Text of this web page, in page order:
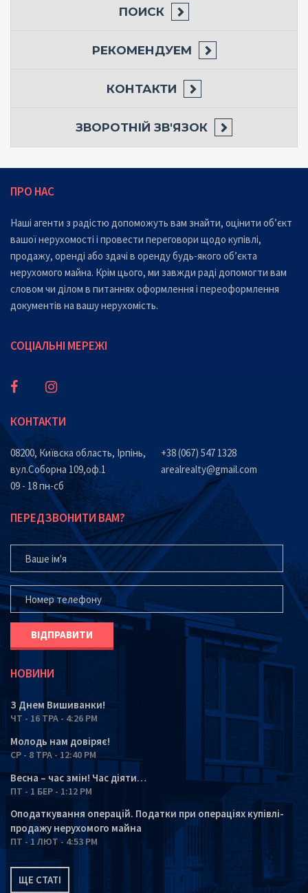
ПОИСК
РЕКОМЕНДУЕМ
КОНТАКТИ
ЗВОРОТНІЙ ЗВ'ЯЗОК
ПРО НАС
Наші агенти з радістю допоможуть вам знайти, оцінити об’єкт
вашої нерухомості і провести переговори щодо купівлі,
продажу, оренді або здачі в оренду будь-якого об’єкта
нерухомого майна. Крім цього, ми завжди раді допомогти вам
словом чи ділом в питаннях оформлення і переоформлення
документів на вашу нерухомість.
СОЦІАЛЬНІ МЕРЕЖІ
КОНТАКТИ
08200, Київска область, Ірпінь,
вул.Соборна 109,оф.1
09 - 18 пн-сб
+38 (067) 547 1328
arealrealty@gmail.com
ПЕРЕДЗВОНИТИ ВАМ?
ВАШЕ ІМ'Я
ВАШ ТЕЛЕФОН*
НОВИНИ
З Днем Вишиванки!
ЧТ - 16 ТРА - 4:26 PM
Молодь нам довіряє!
СР - 8 ТРА - 12:40 PM
Весна – час змін! Час діяти…
ПТ - 1 БЕР - 1:12 PM
Оподаткування операцій. Податки при операціях купівлі-
продажу нерухомого майна
ПТ - 1 ЛЮТ - 4:53 PM
ЩЕ СТАТІ